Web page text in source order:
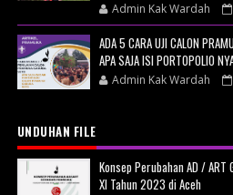
Admin Kak Wardah
ADA 5 CARA UJI CALON
APA SAJA ISI PORTOPOLIO
Admin Kak Wardah
UNDUHAN FILE
Konsep Perubahan AD /
XI Tahun 2023 di Aceh